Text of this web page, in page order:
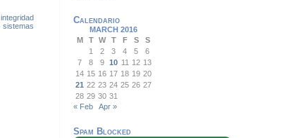
integridad
Calendario
MARCH 2016
M
T W T F S
S
1
2 3 4 5
6
7
8 9 10 11 12 13
14 15 16 17 18 19 20
21 22 23 24 25 26 27
28 29 30 31
« Feb
Apr »
Spam Blocked